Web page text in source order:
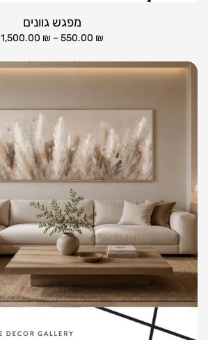
מפגש גוונים
550.00 ₪
–
1,500.00 ₪